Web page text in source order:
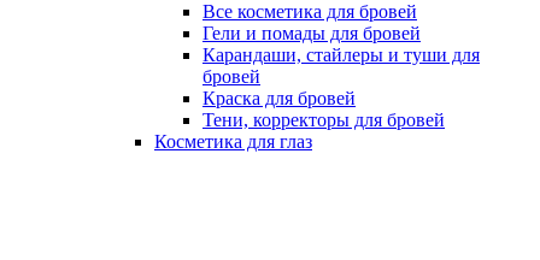
Все косметика для бровей
Гели и помады для бровей
Карандаши, стайлеры и туши для
бровей
Краска для бровей
Тени, корректоры для бровей
Косметика для глаз